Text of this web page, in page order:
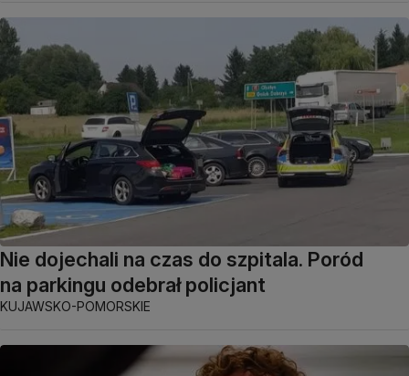
Nie dojechali na czas do szpitala. Poród
na parkingu odebrał policjant
KUJAWSKO-POMORSKIE